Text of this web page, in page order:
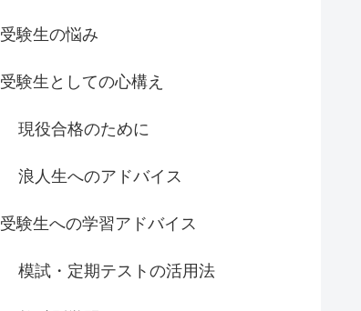
受験生の悩み
受験生としての心構え
現役合格のために
浪人生へのアドバイス
受験生への学習アドバイス
模試・定期テストの活用法